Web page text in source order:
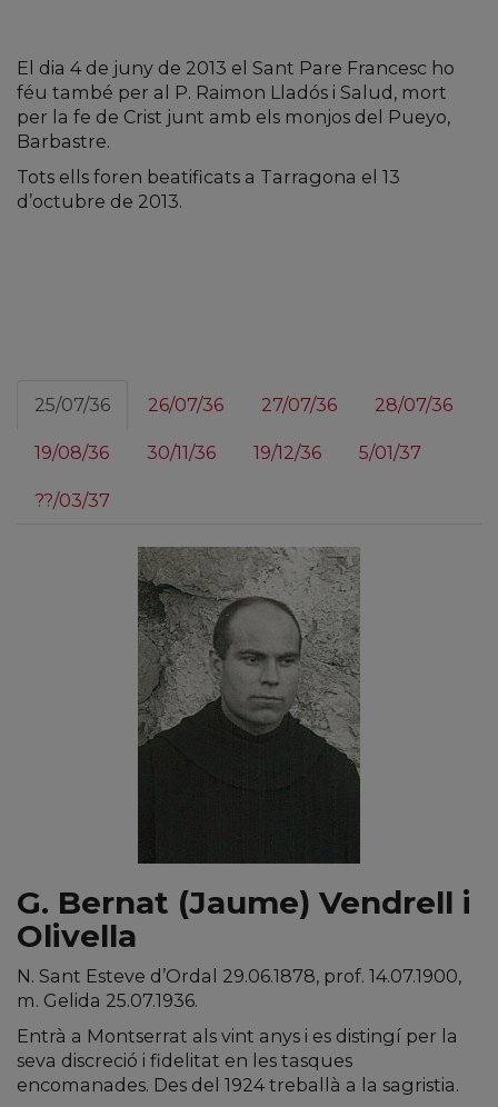
El dia 4 de juny de 2013 el Sant Pare Francesc ho
féu també per al P. Raimon Lladós i Salud, mort
per la fe de Crist junt amb els monjos del Pueyo,
Barbastre.
Tots ells foren beatificats a Tarragona el 13
d’octubre de 2013.
25/07/36 26/07/36 27/07/36 28/07/36
19/08/36 30/11/36 19/12/36 5/01/37
??/03/37
G. Bernat (Jaume) Vendrell i
Olivella
N. Sant Esteve d’Ordal 29.06.1878, prof. 14.07.1900,
m. Gelida 25.07.1936.
Entrà a Montserrat als vint anys i es distingí per la
seva discreció i fidelitat en les tasques
encomanades. Des del 1924 treballà a la sagristia.